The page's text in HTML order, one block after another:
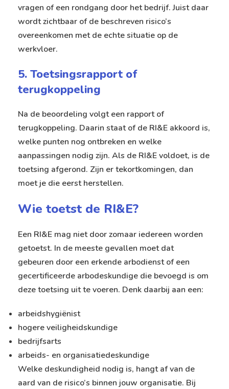
vragen of een rondgang door het bedrijf. Juist daar
wordt zichtbaar of de beschreven risico’s
overeenkomen met de echte situatie op de
werkvloer.
5. Toetsingsrapport of
terugkoppeling
Na de beoordeling volgt een rapport of
terugkoppeling. Daarin staat of de RI&E akkoord is,
welke punten nog ontbreken en welke
aanpassingen nodig zijn. Als de RI&E voldoet, is de
toetsing afgerond. Zijn er tekortkomingen, dan
moet je die eerst herstellen.
Wie toetst de RI&E?
Een RI&E mag niet door zomaar iedereen worden
getoetst. In de meeste gevallen moet dat
gebeuren door een erkende arbodienst of een
gecertificeerde arbodeskundige die bevoegd is om
deze toetsing uit te voeren. Denk daarbij aan een:
arbeidshygiënist
hogere veiligheidskundige
bedrijfsarts
arbeids- en organisatiedeskundige
Welke deskundigheid nodig is, hangt af van de
aard van de risico’s binnen jouw organisatie. Bij